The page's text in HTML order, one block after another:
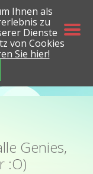
Genies,
:O)
Ihnen als
zu
Dienste
von Cookies
Sie hier!